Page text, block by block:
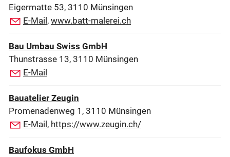
Eigermatte 53, 3110 Münsingen
E-Mail, www.batt-malerei.ch
Bau Umbau Swiss GmbH
Thunstrasse 13, 3110 Münsingen
E-Mail
Bauatelier Zeugin
Promenadenweg 1, 3110 Münsingen
E-Mail, https://www.zeugin.ch/
Baufokus GmbH